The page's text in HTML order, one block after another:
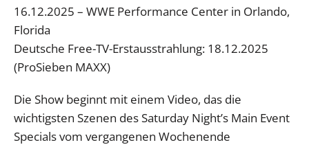
16.12.2025 – WWE Performance Center in Orlando,
Florida
Deutsche Free-TV-Erstausstrahlung: 18.12.2025
(ProSieben MAXX)
Die Show beginnt mit einem Video, das die
wichtigsten Szenen des Saturday Night’s Main Event
Specials vom vergangenen Wochenende